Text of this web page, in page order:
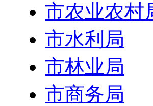
市农业农村
市水利局
市林业局
市商务局